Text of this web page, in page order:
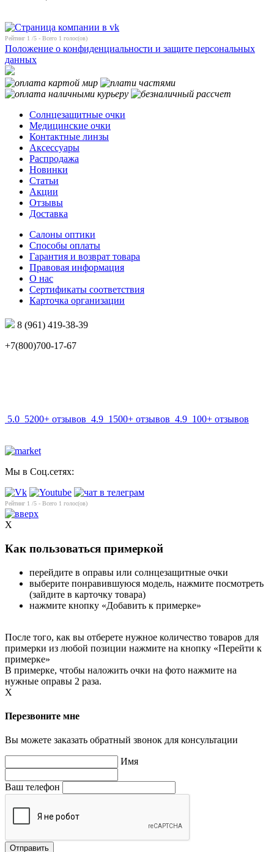
Рейтинг 1 /5 - Всего 1 голос(ов)
Положение о конфиденциальности и защите персональных
данных
Солнцезащитные очки
Медицинские очки
Контактные линзы
Аксессуары
Распродажа
Новинки
Статьи
Акции
Отзывы
Доставка
Салоны оптики
Способы оплаты
Гарантия и возврат товара
Правовая информация
О нас
Сертификаты соответствия
Карточка организации
8 (961) 419-38-39
+7(800)700-17-67
5.0 5200+ отзывов 4.9 1500+ отзывов 4.9 100+ отзывов
Мы в Соц.сетях:
Рейтинг 1 /5 - Всего 1 голос(ов)
X
Как пользоваться примеркой
перейдите в оправы или солнцезащитные очки
выберите понравившуюся модель, нажмите посмотреть
(зайдите в карточку товара)
нажмите кнопку «Добавить к примерке»
После того, как вы отберете нужное количество товаров для
примерки из любой позиции нажмите на кнопку «Перейти к
примерке»
В примерке, чтобы наложить очки на фото нажмите на
нужные оправы 2 раза.
X
Перезвоните мне
Вы можете заказать обратный звонок для консультации
Имя
Ваш телефон